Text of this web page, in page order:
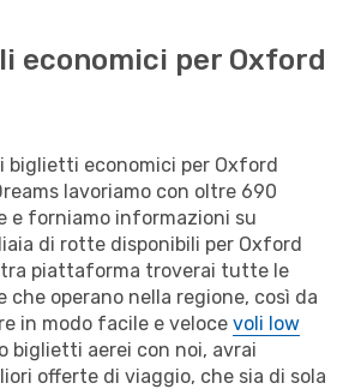
economici per Oxford
biglietti economici per Oxford
lavoriamo con oltre 690
e forniamo informazioni su
di rotte disponibili per Oxford
piattaforma troverai tutte le
che operano nella regione, così da
in modo facile e veloce voli low
biglietti aerei con noi, avrai
offerte di viaggio, che sia di sola